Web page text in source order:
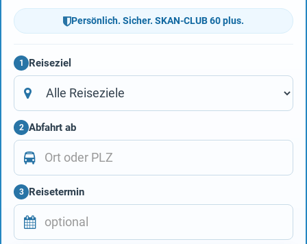
Persönlich. Sicher. SKAN-CLUB 60 plus.
1 Reiseziel
2 Abfahrt ab
3 Reisetermin